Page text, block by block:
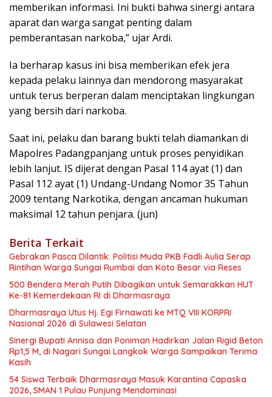
memberikan informasi. Ini bukti bahwa sinergi antara
aparat dan warga sangat penting dalam
pemberantasan narkoba,” ujar Ardi.
Ia berharap kasus ini bisa memberikan efek jera
kepada pelaku lainnya dan mendorong masyarakat
untuk terus berperan dalam menciptakan lingkungan
yang bersih dari narkoba.
Saat ini, pelaku dan barang bukti telah diamankan di
Mapolres Padangpanjang untuk proses penyidikan
lebih lanjut. IS dijerat dengan Pasal 114 ayat (1) dan
Pasal 112 ayat (1) Undang-Undang Nomor 35 Tahun
2009 tentang Narkotika, dengan ancaman hukuman
maksimal 12 tahun penjara. (jun)
Berita Terkait
Gebrakan Pasca Dilantik: Politisi Muda PKB Fadli Aulia Serap
Rintihan Warga Sungai Rumbai dan Koto Besar via Reses
500 Bendera Merah Putih Dibagikan untuk Semarakkan HUT
Ke-81 Kemerdekaan RI di Dharmasraya
Dharmasraya Utus Hj. Egi Firnawati ke MTQ VIII KORPRI
Nasional 2026 di Sulawesi Selatan
Sinergi Bupati Annisa dan Poniman Hadirkan Jalan Rigid Beton
Rp1,5 M, di Nagari Sungai Langkok Warga Sampaikan Terima
Kasih
54 Siswa Terbaik Dharmasraya Masuk Karantina Capaska
2026, SMAN 1 Pulau Punjung Mendominasi